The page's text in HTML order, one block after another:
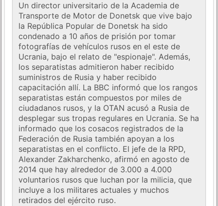
Un director universitario de la Academia de
Transporte de Motor de Donetsk que vive bajo
la República Popular de Donetsk ha sido
condenado a 10 años de prisión por tomar
fotografías de vehículos rusos en el este de
Ucrania, bajo el relato de "espionaje". Además,
los separatistas admitieron haber recibido
suministros de Rusia y haber recibido
capacitación allí. La BBC informó que los rangos
separatistas están compuestos por miles de
ciudadanos rusos, y la OTAN acusó a Rusia de
desplegar sus tropas regulares en Ucrania. Se ha
informado que los cosacos registrados de la
Federación de Rusia también apoyan a los
separatistas en el conflicto. El jefe de la RPD,
Alexander Zakharchenko, afirmó en agosto de
2014 que hay alrededor de 3.000 a 4.000
voluntarios rusos que luchan por la milicia, que
incluye a los militares actuales y muchos
retirados del ejército ruso.